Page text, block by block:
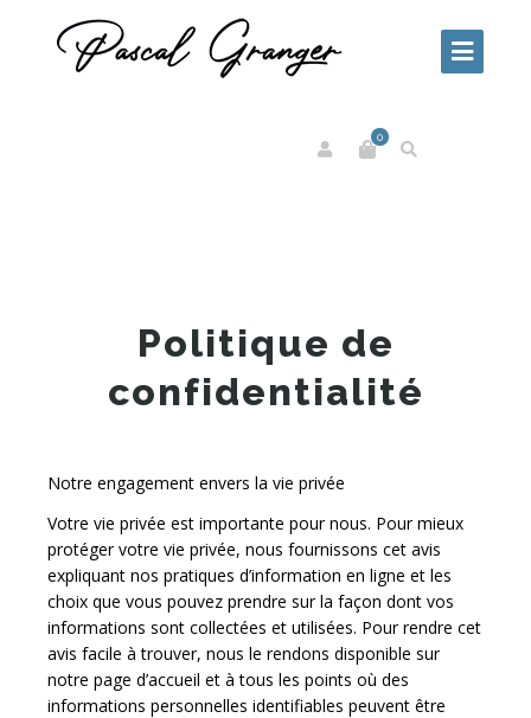
0
Politique de
confidentialité
Notre engagement envers la vie privée
Votre vie privée est importante pour nous. Pour mieux
protéger votre vie privée, nous fournissons cet avis
expliquant nos pratiques d’information en ligne et les
choix que vous pouvez prendre sur la façon dont vos
informations sont collectées et utilisées. Pour rendre cet
avis facile à trouver, nous le rendons disponible sur
notre page d’accueil et à tous les points où des
informations personnelles identifiables peuvent être